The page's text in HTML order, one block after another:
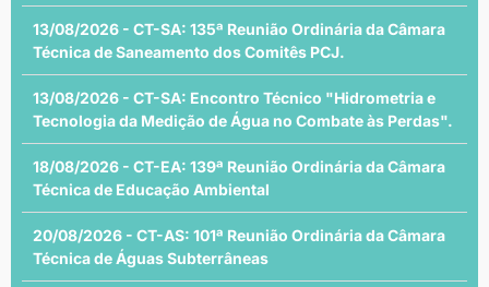
13/08/2026 - CT-SA: 135ª Reunião Ordinária da Câmara
Técnica de Saneamento dos Comitês PCJ.
13/08/2026 - CT-SA: Encontro Técnico "Hidrometria e
Tecnologia da Medição de Água no Combate às Perdas".
18/08/2026 - CT-EA: 139ª Reunião Ordinária da Câmara
Técnica de Educação Ambiental
20/08/2026 - CT-AS: 101ª Reunião Ordinária da Câmara
Técnica de Águas Subterrâneas